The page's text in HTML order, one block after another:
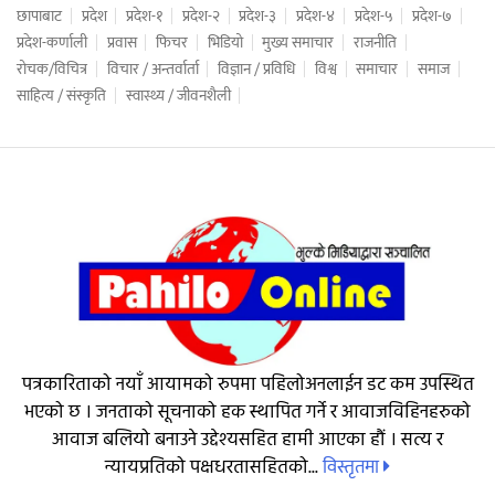
छापाबाट
प्रदेश प्रदेश-१ प्रदेश-२ प्रदेश-३ प्रदेश-४ प्रदेश-५
प्रदेश-७
प्रदेश-कर्णाली
प्रवास फिचर भिडियो मुख्य समाचार
राजनीति
रोचक/विचित्र
विचार / अन्तर्वार्ता विज्ञान / प्रविधि विश्व समाचार
समाज
साहित्य / संस्कृति
स्वास्थ्य / जीवनशैली
पत्रकारिताको नयाँ आयामको रुपमा पहिलोअनलाईन डट कम उपस्थित
भएको छ । जनताको सूचनाको हक स्थापित गर्ने र आवाजविहिनहरुको
आवाज बलियो बनाउने उद्देश्यसहित हामी आएका हौं । सत्य र
न्यायप्रतिको पक्षधरतासहितको...विस्तृतमा